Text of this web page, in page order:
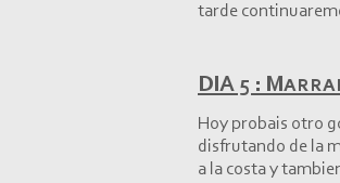
tarde
DIA 5 :
Hoy probais otro
disfrutando de la
a la costa y